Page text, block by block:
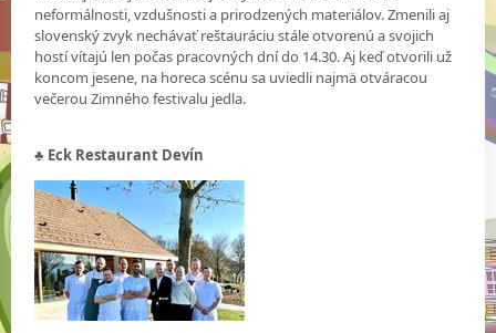
neformálnosti, vzdušnosti a prirodzených materiálov. Zmenili aj
slovenský zvyk nechávať reštauráciu stále otvorenú a svojich
hostí vítajú len počas pracovných dní do 14.30. Aj keď otvorili už
koncom jesene, na horeca scénu sa uviedli najmä otváracou
večerou Zimného festivalu jedla.
♣ Eck Restaurant Devín